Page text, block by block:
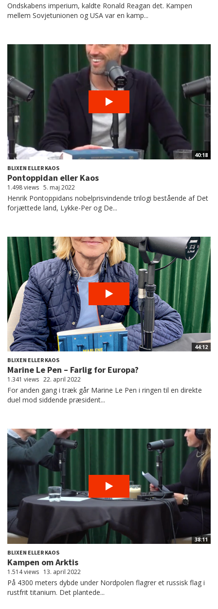
Ondskabens imperium, kaldte Ronald Reagan det. Kampen
mellem Sovjetunionen og USA var en kamp...
40:18
BLIXEN ELLER KAOS
Pontoppidan eller Kaos
1.498 views 5. maj 2022
Henrik Pontoppidans nobelprisvindende trilogi bestående af Det
forjættede land, Lykke-Per og De...
44:12
BLIXEN ELLER KAOS
Marine Le Pen – Farlig for Europa?
1.341 views 22. april 2022
For anden gang i træk går Marine Le Pen i ringen til en direkte
duel mod siddende præsident...
38:11
BLIXEN ELLER KAOS
Kampen om Arktis
1.514 views 13. april 2022
På 4300 meters dybde under Nordpolen flagrer et russisk flag i
rustfrit titanium. Det plantede...